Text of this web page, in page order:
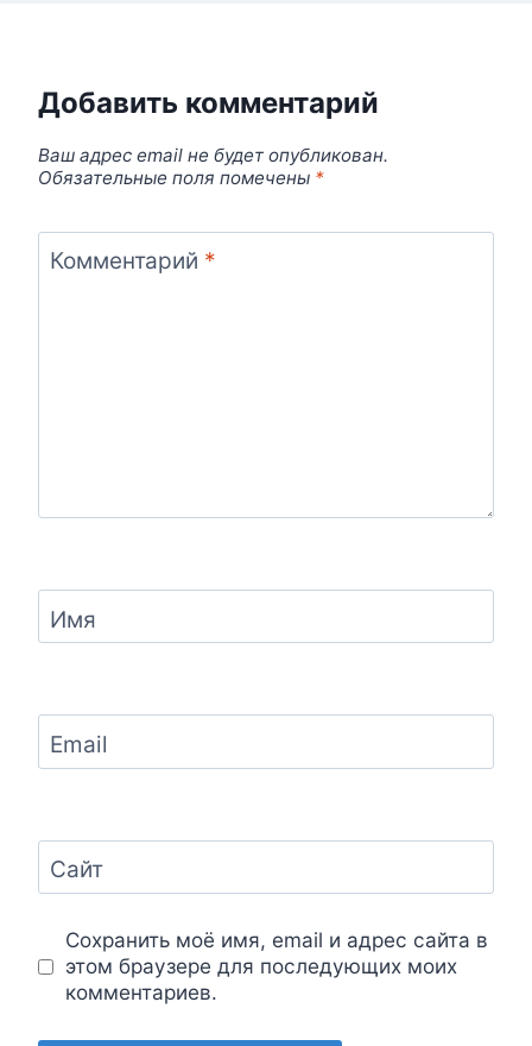
Добавить комментарий
Ваш адрес email не будет опубликован.
Обязательные поля помечены *
Комментарий *
Имя
Email
Сайт
Сохранить моё имя, email и адрес сайта в
этом браузере для последующих моих
комментариев.